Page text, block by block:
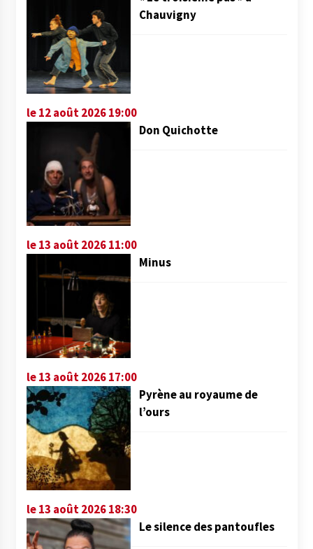
Chauvigny
le 12 août 2026 19:00
Don Quichotte
le 13 août 2026 11:00
Minus
le 13 août 2026 17:00
Pyrène au royaume de
l’ours
le 13 août 2026 18:30
Le silence des pantoufles